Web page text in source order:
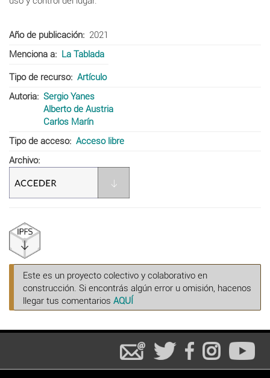
Año de publicación
2021
Menciona a
La Tablada
Tipo de recurso
Artículo
Autoria
Sergio Yanes
Alberto de Austria
Carlos Marín
Tipo de acceso
Acceso libre
Archivo
Este es un proyecto colectivo y colaborativo en
construcción. Si encontrás algún error u omisión, hacenos
llegar tus comentarios AQUÍ